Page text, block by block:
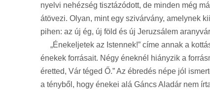
nyelvi nehézség tisztázódott, de minden még
átövezi. Olyan, mint egy szivárvány, amelynek
pihen: az új ég, új föld és új Jeruzsálem
„Énekeljetek az Istennek!” címe annak a
énekek forrásait. Négy éneknél hiányzik a
éretted, Vár téged Ő.” Az ébredés népe jól
a tényből, hogy énekei alá Gáncs Aladár nem